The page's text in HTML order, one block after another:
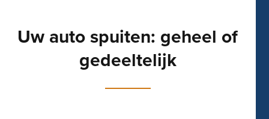
Uw auto spuiten: geheel of
gedeeltelijk